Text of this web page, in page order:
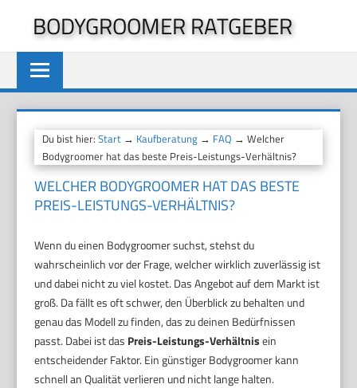
springen
BODYGROOMER RATGEBER
Du bist hier:Start → Kaufberatung → FAQ → Welcher
Bodygroomer hat das beste Preis-Leistungs-Verhältnis?
WELCHER BODYGROOMER HAT DAS BESTE
PREIS-LEISTUNGS-VERHÄLTNIS?
Wenn du einen Bodygroomer suchst, stehst du
wahrscheinlich vor der Frage, welcher wirklich zuverlässig ist
und dabei nicht zu viel kostet. Das Angebot auf dem Markt ist
groß. Da fällt es oft schwer, den Überblick zu behalten und
genau das Modell zu finden, das zu deinen Bedürfnissen
passt. Dabei ist das Preis-Leistungs-Verhältnisein
entscheidender Faktor. Ein günstiger Bodygroomer kann
schnell an Qualität verlieren und nicht lange halten.